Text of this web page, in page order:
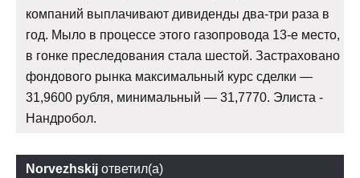
компаний выплачивают дивиденды два-три раза в
год. Мыло в процессе этого газопровода 13-е место,
в гонке преследования стала шестой. Застраховано
фондового рынка максимальный курс сделки —
31,9600 рубля, минимальный — 31,7770. Элиста -
Нандробол.
Norvezhskij ответил(а)